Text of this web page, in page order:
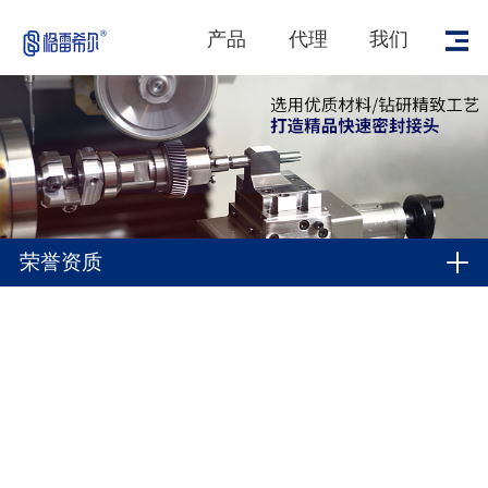
产品 代理 我们
荣誉资质